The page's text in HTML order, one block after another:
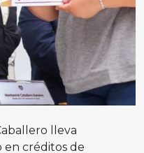
lleva
en créditos de